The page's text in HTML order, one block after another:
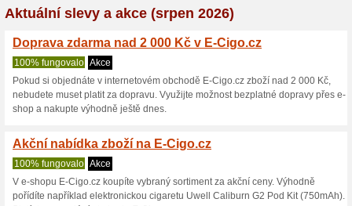
Hlavní strana>E> E-
E-Cigo.cz
2 aktuální nabídky
Zobrazení: